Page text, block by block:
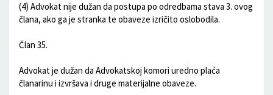
(4) Advokat nije dužan da postupa po odredbama stava 3. ovog
člana, ako ga je stranka te obaveze izričito oslobodila.
Član 35.
Advokat je dužan da Advokatskoj komori uredno plaća
članarinu i izvršava i druge materijalne obaveze.